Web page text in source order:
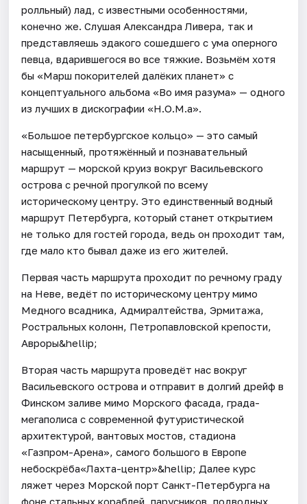
ролльный) лад, с известными особенностями,
конечно же. Слушая Александра Ливера, так и
представляешь эдакого сошедшего с ума оперного
певца, вдарившегося во все тяжкие. Возьмём хотя
бы «Марш покорителей далёких планет» с
концептуального альбома «Во имя разума» — одного
из лучших в дискографии «Н.О.М.а».
«Большое петербургское кольцо» — это самый
насыщенный, протяжённый и познавательный
маршрут — морской круиз вокруг Васильевского
острова с речной прогулкой по всему
историческому центру. Это единственный водный
маршрут Петербурга, который станет открытием
не только для гостей города, ведь он проходит там,
где мало кто бывал даже из его жителей.
Первая часть маршрута проходит по речному граду
на Неве, ведёт по историческому центру мимо
Медного всадника, Адмиралтейства, Эрмитажа,
Ростральных колонн, Петропавловской крепости,
Авроры&hellip;
Вторая часть маршрута проведёт нас вокруг
Васильевского острова и отправит в долгий дрейф в
Финском заливе мимо Морского фасада, града-
мегаполиса с современной футуристической
архитектурой, вантовых мостов, стадиона
«Газпром-Арена», самого большого в Европе
небоскрёба«Лахта-центр»&hellip; Далее курс
ляжет через Морской порт Санкт-Петербурга на
фоне стальных кораблей, парусников, подводных